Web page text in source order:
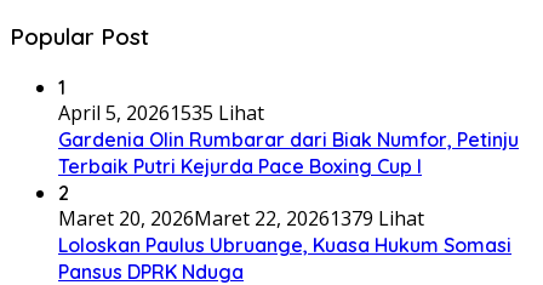
Popular Post
1
April 5, 20261535 Lihat
Gardenia Olin Rumbarar dari Biak Numfor, Petinju
Terbaik Putri Kejurda Pace Boxing Cup I
2
Maret 20, 2026Maret 22, 20261379 Lihat
Loloskan Paulus Ubruange, Kuasa Hukum Somasi
Pansus DPRK Nduga